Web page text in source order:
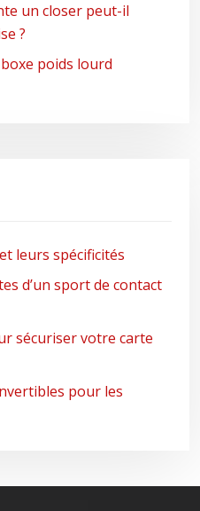
un closer peut-il
?
poids lourd
leurs spécificités
d’un sport de contact
sécuriser votre carte
pour les